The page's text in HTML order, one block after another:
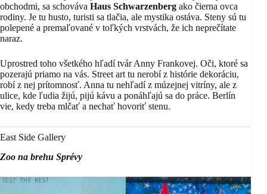
obchodmi, sa schováva Haus Schwarzenberg ako čierna ovca
rodiny. Je tu husto, turisti sa tlačia, ale mystika ostáva. Steny sú tu
polepené a premaľované v toľkých vrstvách, že ich neprečítate
naraz.
Uprostred toho všetkého hľadí tvár Anny Frankovej. Oči, ktoré sa
pozerajú priamo na vás. Street art tu nerobí z histórie dekoráciu,
robí z nej prítomnosť. Anna tu nehľadí z múzejnej vitríny, ale z
ulice, kde ľudia žijú, pijú kávu a ponáhľajú sa do práce. Berlín
vie, kedy treba mlčať a nechať hovoriť stenu.
East Side Gallery
Zoo na brehu Sprévy